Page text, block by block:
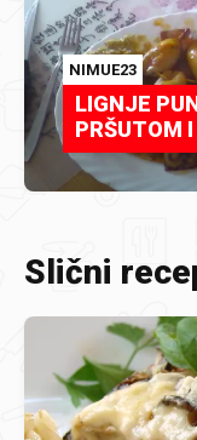
NIMUE23
LIGNJE
PRŠUTOM
Slični